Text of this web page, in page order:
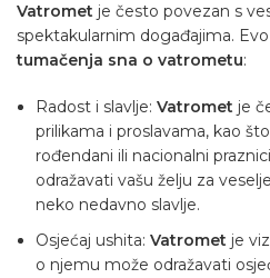
Vatromet je često povezan s
spektakularnim događajima.
tumačenja sna o vatrometu:
Radost i slavlje: Vatromet je
prilikama i proslavama, kao
rođendani ili nacionalni
odražavati vašu želju za
neko nedavno slavlje.
Osjećaj ushita: Vatromet je
o njemu može odražavati